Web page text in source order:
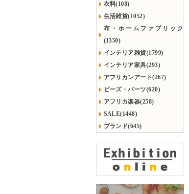
衣料(108)
生活雑貨(1052)
布・ホームファブリック
(1350)
インテリア雑貨(1799)
インテリア家具(293)
アフリカンアート(267)
ビーズ・パーツ(620)
アフリカ楽器(258)
SALE(1448)
ブランド(645)